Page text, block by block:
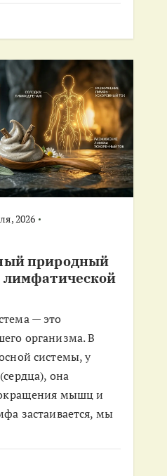
2026
природный
лимфатической
— это
организма. В
системы, у
она
мышц и
застаивается, мы